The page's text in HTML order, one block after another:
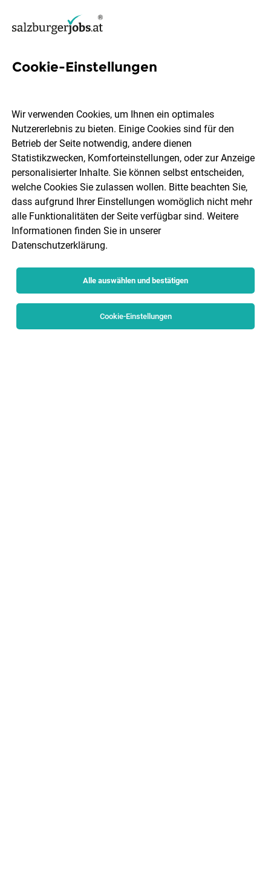
Senior Expert Buchhaltung,
Objektmanagement (m/w/d)
Salzburg Wohnbau GmbH
Salzburg Vollzeit 06.08.2026
Cookie-Einstellungen
Wir verwenden Cookies, um Ihnen ein optimales
Nutzererlebnis zu bieten. Einige Cookies sind für den
Betrieb der Seite notwendig, andere dienen
Statistikzwecken, Komforteinstellungen, oder zur Anzeige
personalisierter Inhalte. Sie können selbst entscheiden,
welche Cookies Sie zulassen wollen. Bitte beachten Sie,
dass aufgrund Ihrer Einstellungen womöglich nicht mehr
alle Funktionalitäten der Seite verfügbar sind. Weitere
Informationen finden Sie in unserer
Datenschutzerklärung.
Alle auswählen und bestätigen
Cookie-Einstellungen